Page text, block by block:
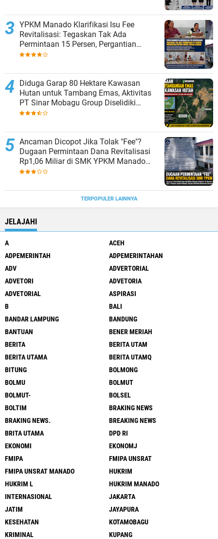
YPKM Manado Klarifikasi Isu Fee
Revitalisasi: Tegaskan Tak Ada
Permintaan 15 Persen, Pergantian
Kepsek Murni Sesuai Aturan
Diduga Garap 80 Hektare Kawasan
Hutan untuk Tambang Emas, Aktivitas
PT Sinar Mobagu Group Diselidiki
Aparat
Ancaman Dicopot Jika Tolak "Fee"?
Dugaan Permintaan Dana Revitalisasi
Rp1,06 Miliar di SMK YPKM Manado
Berpotensi Terseret Kasus Tipikor
TERPOPULER LAINNYA
JELAJAHI
A
ACEH
ADPEMERINTAH
ADPEMERINTAHAN
ADV
ADVERTORIAL
ADVETORI
ADVETORIA
ADVETORIAL
ASPIRASI
B
BALI
BANDAR LAMPUNG
BANDUNG
BANTUAN
BENER MERIAH
BERITA
BERITA UTAM
BERITA UTAMA
BERITA UTAMQ
BITUNG
BOLMONG
BOLMU
BOLMUT
BOLMUT-
BOLSEL
BOLTIM
BRAKING NEWS
BRAKING NEWS.
BREAKING NEWS
BRITA UTAMA
DPD RI
EKONOMI
EKONOMJ
FMIPA
FMIPA UNSRAT
FMIPA UNSRAT MANADO
HUKRIM
HUKRIM L
HUKRIM MANADO
INTERNASIONAL
JAKARTA
JATIM
JAYAPURA
KESEHATAN
KOTAMOBAGU
KRIMINAL
KUPANG